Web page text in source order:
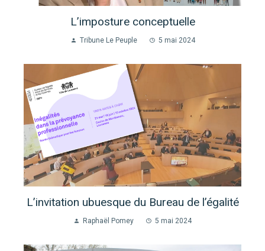
L’imposture conceptuelle
Tribune Le Peuple 5 mai 2024
L’invitation ubuesque du Bureau de l’égalité
Raphaël Pomey 5 mai 2024